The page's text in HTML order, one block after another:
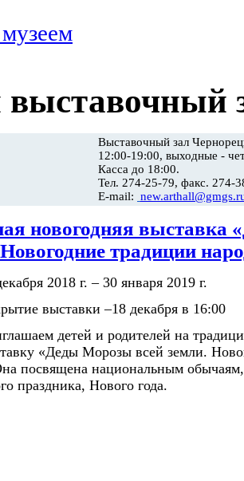
Выставочный зал
12:00-19:00, выходные -
Касса до 18:00.
Тел. 274-25-79, факс. 274-
E-mail:
новогодняя
традиции
2018 г. – 30 января 2019 г.
выставки –18 декабря в 16:00
детей и родителей на
«Деды Морозы всей земли.
посвящена национальным
праздника, Нового года.